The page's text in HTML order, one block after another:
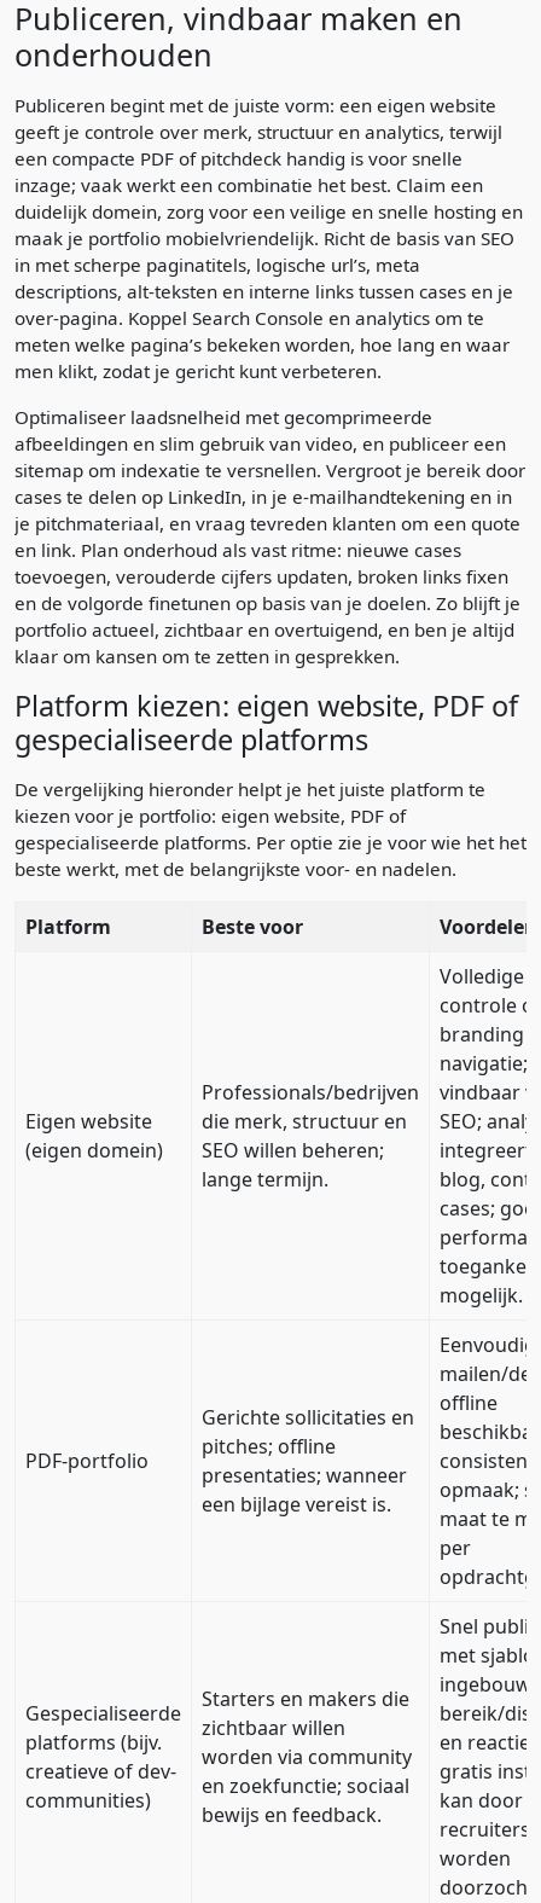
Publiceren, vindbaar maken en
onderhouden
Publiceren begint met de juiste vorm: een eigen website
geeft je controle over merk, structuur en analytics, terwijl
een compacte PDF of pitchdeck handig is voor snelle
inzage; vaak werkt een combinatie het best. Claim een
duidelijk domein, zorg voor een veilige en snelle hosting en
maak je portfolio mobielvriendelijk. Richt de basis van SEO
in met scherpe paginatitels, logische url’s, meta
descriptions, alt-teksten en interne links tussen cases en je
over-pagina. Koppel Search Console en analytics om te
meten welke pagina’s bekeken worden, hoe lang en waar
men klikt, zodat je gericht kunt verbeteren.
Optimaliseer laadsnelheid met gecomprimeerde
afbeeldingen en slim gebruik van video, en publiceer een
sitemap om indexatie te versnellen. Vergroot je bereik door
cases te delen op LinkedIn, in je e-mailhandtekening en in
je pitchmateriaal, en vraag tevreden klanten om een quote
en link. Plan onderhoud als vast ritme: nieuwe cases
toevoegen, verouderde cijfers updaten, broken links fixen
en de volgorde finetunen op basis van je doelen. Zo blijft je
portfolio actueel, zichtbaar en overtuigend, en ben je altijd
klaar om kansen om te zetten in gesprekken.
Platform kiezen: eigen website, PDF of
gespecialiseerde platforms
De vergelijking hieronder helpt je het juiste platform te
kiezen voor je portfolio: eigen website, PDF of
gespecialiseerde platforms. Per optie zie je voor wie het het
beste werkt, met de belangrijkste voor- en nadelen.
Platform Beste voor Voordelen
Eigen website
(eigen domein)
Professionals/bedrijven
die merk, structuur en
SEO willen beheren;
lange termijn.
Volledige
controle
branding
navigatie;
vindbaar
SEO;
integreert
blog,
cases;
mogelijk.
PDF-portfolio
Gerichte sollicitaties en
pitches; offline
presentaties; wanneer
een bijlage vereist is.
mailen/
offline
opmaak;
maat te
per
Gespecialiseerde
platforms (bijv.
creatieve of dev-
communities)
Starters en makers die
zichtbaar willen
worden via community
en zoekfunctie; sociaal
bewijs en feedback.
Snel
met
bereik/
en
gratis
kan door
recruiters
worden
doorzocht.